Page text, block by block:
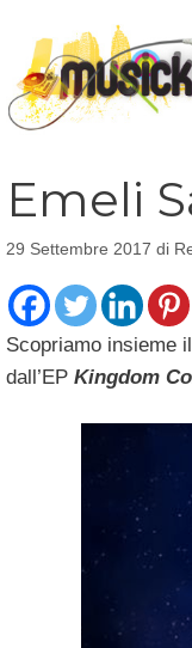
Emeli
29 Settembre 2017 di
Scopriamo insieme
dall’EP Kingdom